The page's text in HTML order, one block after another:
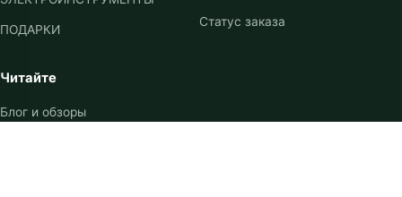
ПОДАРКИ
Статус заказа
Читайте
Блог и обзоры